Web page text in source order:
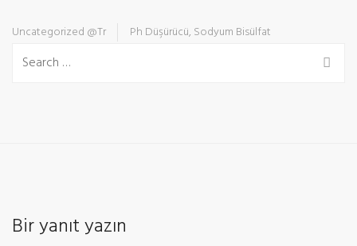
Uncategorized @tr Ph Düşürücü, Sodyum Bisülfat
Bir yanıt yazın